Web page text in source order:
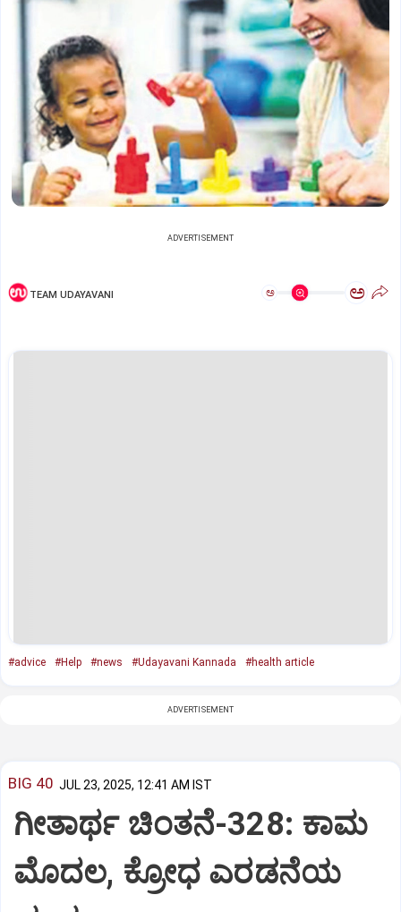
ADVERTISEMENT
TEAM UDAYAVANI ಅ ಅ
#advice #Help #news #Udayavani Kannada #health article
ADVERTISEMENT
BIG 40 JUL 23, 2025, 12:41 AM IST
ಗೀತಾರ್ಥ ಚಿಂತನೆ-328: ಕಾಮ
ಮೊದಲ, ಕ್ರೋಧ ಎರಡನೆಯ